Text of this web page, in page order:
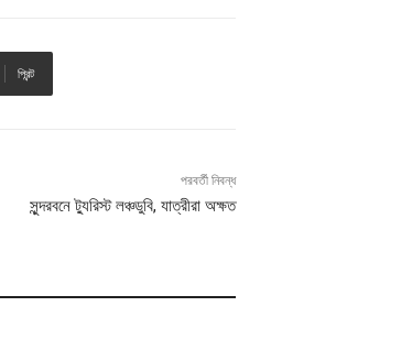
প্রিন্ট
পরবর্তী নিবন্ধ
সুন্দরবনে ট্যুরিস্ট লঞ্চডুবি, যাত্রীরা অক্ষত